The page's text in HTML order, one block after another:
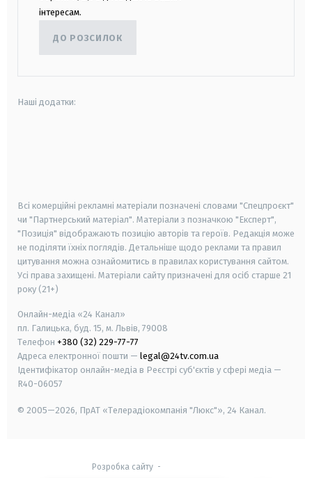
інтересам.
ДО РОЗСИЛОК
Наші додатки:
Всі комерційні рекламні матеріали позначені словами "Спецпроєкт"
чи "Партнерський матеріал". Матеріали з позначкою "Експерт",
"Позиція" відображають позицію авторів та героїв. Редакція може
не поділяти їхніх поглядів. Детальніше щодо реклами та правил
цитування можна ознайомитись в правилах користування сайтом.
Усі права захищені. Матеріали сайту призначені для осіб старше 21
року (21+)
Онлайн-медіа «24 Канал»
пл. Галицька, буд. 15, м. Львів, 79008
Телефон +380 (32) 229-77-77
Адреса електронної пошти — legal@24tv.com.ua
Ідентифікатор онлайн-медіа в Реєстрі суб'єктів у сфері медіа —
R40-06057
© 2005—2026, ПрАТ «Телерадіокомпанія "Люкс"», 24 Канал.
Розробка сайту-